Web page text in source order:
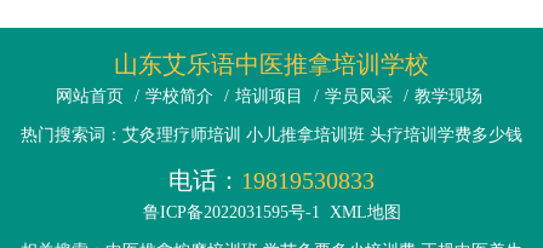
山东艾乐语中医推拿培训学校
网站首页 / 学校简介 / 培训项目 / 学员风采 / 教学现场
热门搜索词：艾灸理疗师培训 小儿推拿培训班 头疗培训学费多少钱
电话： 19819530833
鲁ICP备2022031595号-1 XML地图